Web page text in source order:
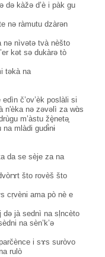
də kàžə d’è i pàk gu
nə ràmutu dzàrən
nə nìvətə tvà nèšto
kət sə dukàrə tò
təkà na
č’ov’èk poslàli si
n'èka nə zəvəlì za wɑ̀s
m’àstu žè̟netә̥
mlàdi gudɨ̀nɨ
da se sèje za na
što rovèš što
cṛvèni ama pò nè e
də jà sednì na sḷncèto
na sèn’k’ə
i sɤs suròvo
rulò